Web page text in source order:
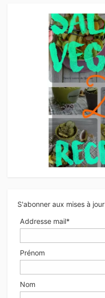
S'abonner aux mises à jour
Addresse mail*
Prénom
Nom